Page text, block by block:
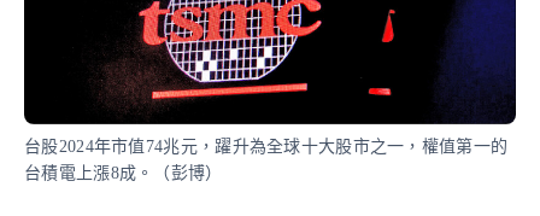
台股2024年市值74兆元，躍升為全球十大股市之一，權值第一的
台積電上漲8成。（彭博）